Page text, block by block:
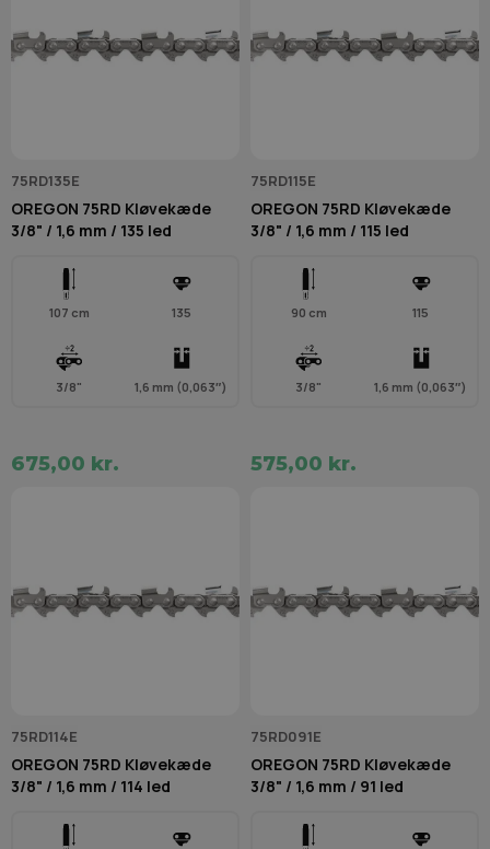
75RD135E
OREGON 75RD Kløvekæde
3/8" / 1,6 mm / 135 led
107 cm 135
3/8" 1,6 mm (0,063″)
675,00 kr.
75RD115E
OREGON 75RD Kløvekæde
3/8" / 1,6 mm / 115 led
90 cm 115
3/8" 1,6 mm (0,063″)
575,00 kr.
75RD114E
OREGON 75RD Kløvekæde
3/8" / 1,6 mm / 114 led
75RD091E
OREGON 75RD Kløvekæde
3/8" / 1,6 mm / 91 led